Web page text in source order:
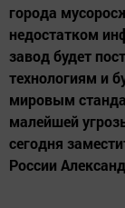
города
недостатком
завод будет
технологиям и
мировым
малейшей
сегодня
России